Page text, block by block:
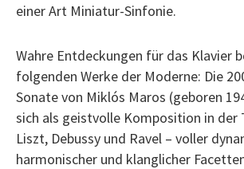
einer Art Miniatur-Sinfonie.
Wahre Entdeckungen für das Klavier
folgenden Werke der Moderne: Die
Sonate von Miklós Maros (geboren
sich als geistvolle Komposition in der
Liszt, Debussy und Ravel – voller
harmonischer und klanglicher